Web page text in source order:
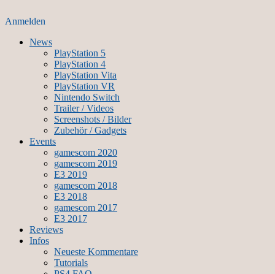
Anmelden
News
PlayStation 5
PlayStation 4
PlayStation Vita
PlayStation VR
Nintendo Switch
Trailer / Videos
Screenshots / Bilder
Zubehör / Gadgets
Events
gamescom 2020
gamescom 2019
E3 2019
gamescom 2018
E3 2018
gamescom 2017
E3 2017
Reviews
Infos
Neueste Kommentare
Tutorials